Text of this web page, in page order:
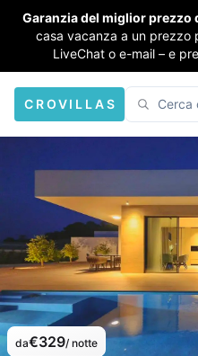
Garanzia del miglior prezzo
casa vacanza a un prezzo
LiveChat o e-mail – e
CROVILLAS
da€329/ notte